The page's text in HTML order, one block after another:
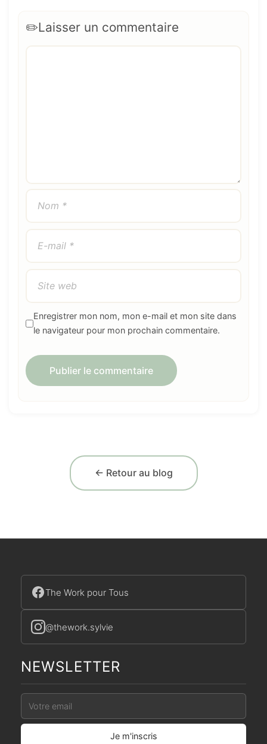
Laisser un commentaire
Enregistrer mon nom, mon e-mail et mon site dans
le navigateur pour mon prochain commentaire.
← Retour au blog
The Work pour Tous
@thework.sylvie
NEWSLETTER